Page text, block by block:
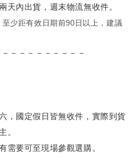
天內出貨，週末物流無收件。
少距有效日期前90日以上，建議
－－－－－－－－－
，國定假日皆無收件，實際到貨
。
需要可至現場參觀選購。